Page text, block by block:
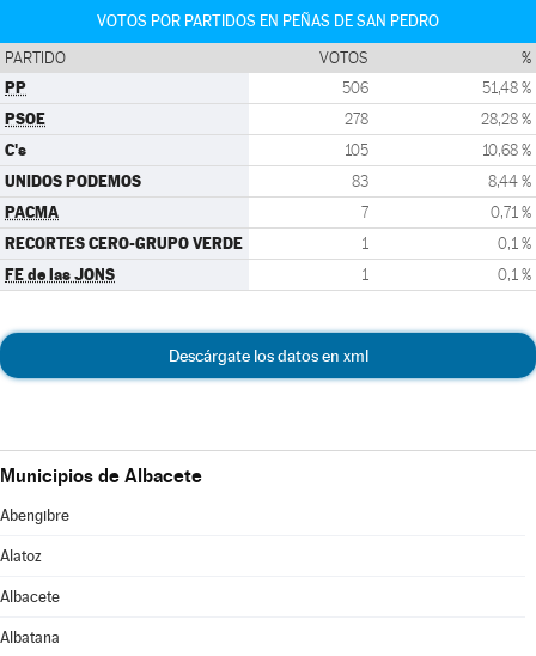
VOTOS POR PARTIDOS EN PEÑAS DE SAN PEDRO
PARTIDO VOTOS %
PP 506 51,48 %
PSOE 278 28,28 %
C's 105 10,68 %
UNIDOS PODEMOS 83 8,44 %
PACMA 7 0,71 %
RECORTES CERO-GRUPO VERDE 1 0,1 %
FE de las JONS 1 0,1 %
Descárgate los datos en xml
Municipios de Albacete
Abengibre
Alatoz
Albacete
Albatana